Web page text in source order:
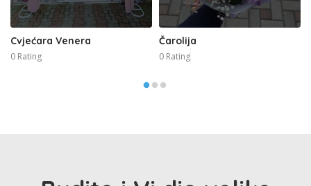
Cvjećara Venera
0 Rating
Čarolija
0 Rating